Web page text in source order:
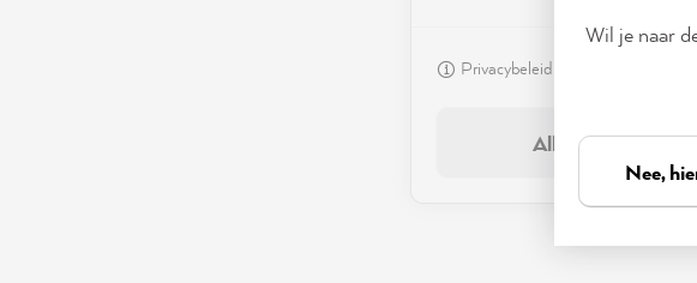
Privacybeleid
Alleen
Wil je naar
Nee,